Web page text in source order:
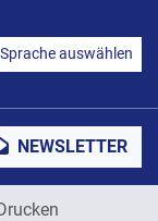
Sprache auswählen
NEWSLETTER